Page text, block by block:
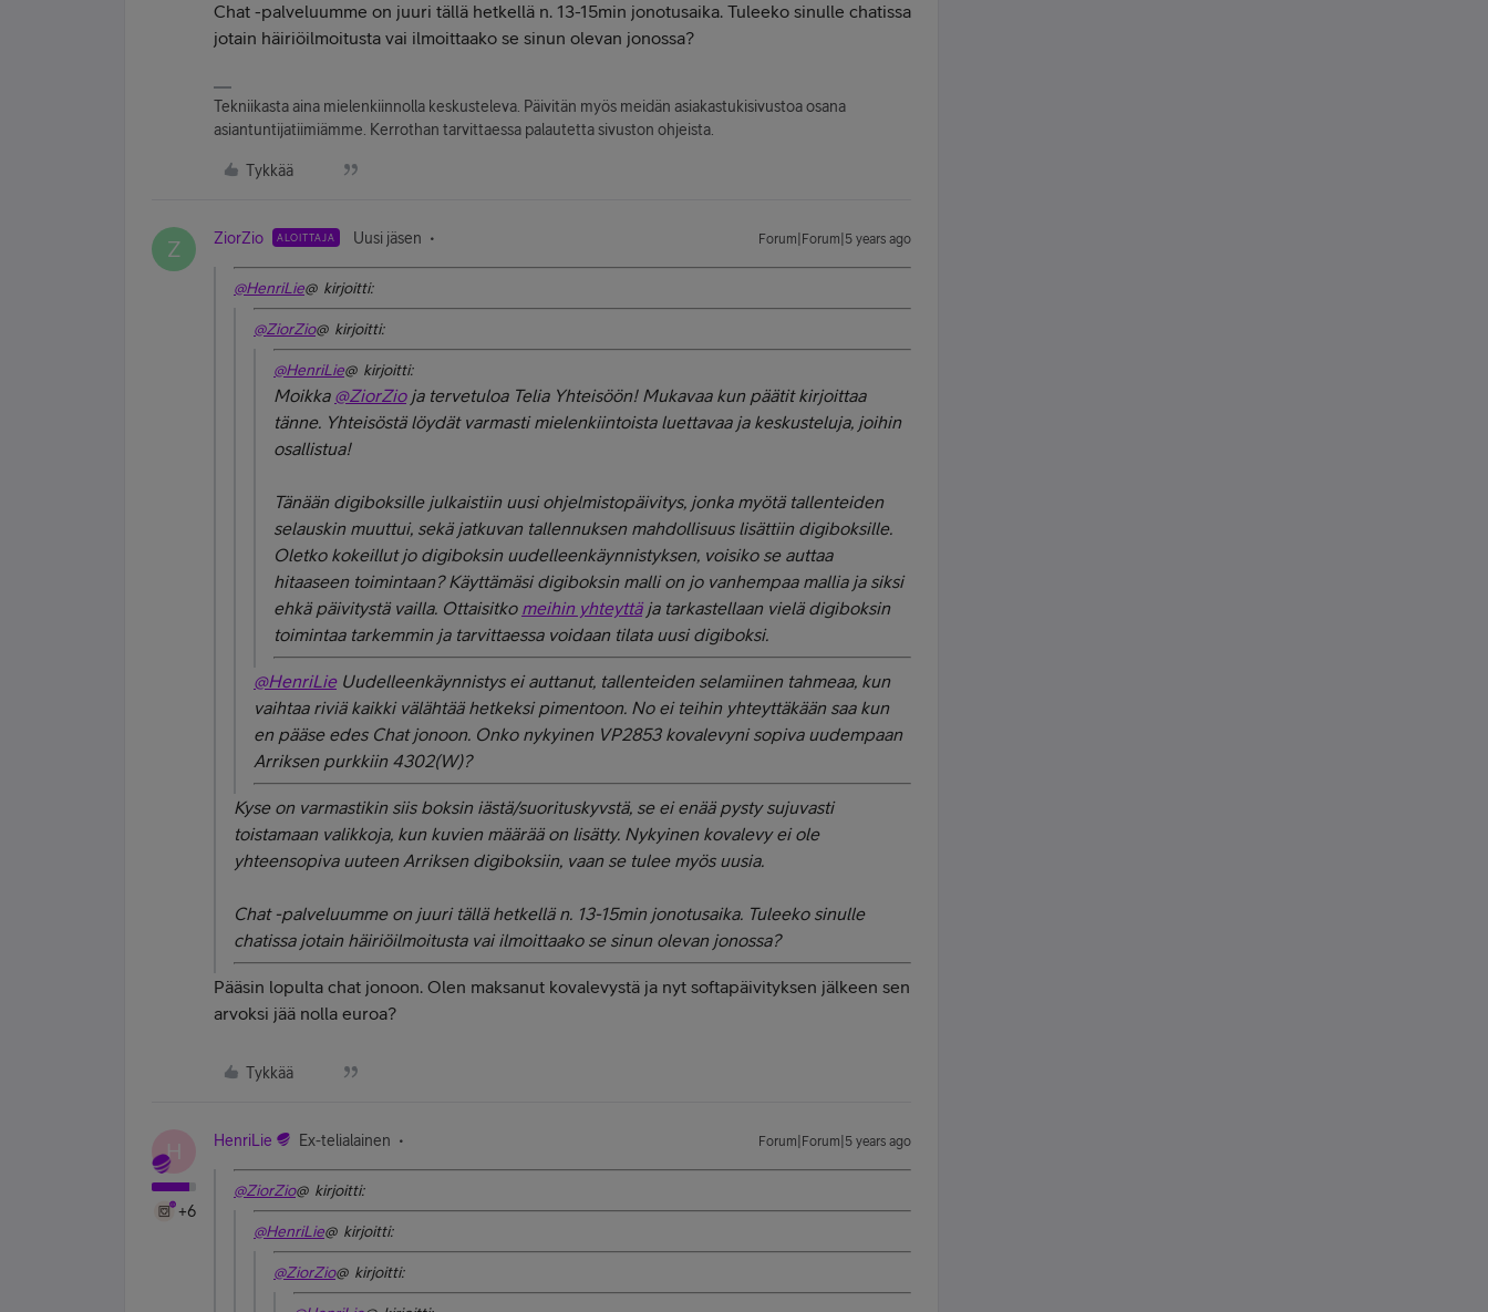
Chat -palveluumme on juuri tällä hetkellä n. 13-15min jonotusaika. Tuleeko sinulle chatissa
jotain häiriöilmoitusta vai ilmoittaako se sinun olevan jonossa?
Tekniikasta aina mielenkiinnolla keskusteleva. Päivitän myös meidän asiakastukisivustoa osana
asiantuntijatiimiämme. Kerrothan tarvittaessa palautetta sivuston ohjeista.
Tykkää
Z ZiorZio ALOITTAJA Uusi jäsen Forum|Forum|5 years ago
@HenriLie@ kirjoitti:
@ZiorZio@ kirjoitti:
@HenriLie@ kirjoitti:
Moikka @ZiorZioja tervetuloa Telia Yhteisöön! Mukavaa kun päätit kirjoittaa
tänne. Yhteisöstä löydät varmasti mielenkiintoista luettavaa ja keskusteluja, joihin
osallistua!
Tänään digiboksille julkaistiin uusi ohjelmistopäivitys, jonka myötä tallenteiden
selauskin muuttui, sekä jatkuvan tallennuksen mahdollisuus lisättiin digiboksille.
Oletko kokeillut jo digiboksin uudelleenkäynnistyksen, voisiko se auttaa
hitaaseen toimintaan? Käyttämäsi digiboksin malli on jo vanhempaa mallia ja siksi
ehkä päivitystä vailla. Ottaisitko meihin yhteyttäja tarkastellaan vielä digiboksin
toimintaa tarkemmin ja tarvittaessa voidaan tilata uusi digiboksi.
@HenriLieUudelleenkäynnistys ei auttanut, tallenteiden selamiinen tahmeaa, kun
vaihtaa riviä kaikki välähtää hetkeksi pimentoon. No ei teihin yhteyttäkään saa kun
en pääse edes Chat jonoon. Onko nykyinen VP2853 kovalevyni sopiva uudempaan
Arriksen purkkiin 4302(W)?
Kyse on varmastikin siis boksin iästä/suorituskyvstä, se ei enää pysty sujuvasti
toistamaan valikkoja, kun kuvien määrää on lisätty. Nykyinen kovalevy ei ole
yhteensopiva uuteen Arriksen digiboksiin, vaan se tulee myös uusia.
Chat -palveluumme on juuri tällä hetkellä n. 13-15min jonotusaika. Tuleeko sinulle
chatissa jotain häiriöilmoitusta vai ilmoittaako se sinun olevan jonossa?
Pääsin lopulta chat jonoon. Olen maksanut kovalevystä ja nyt softapäivityksen jälkeen sen
arvoksi jää nolla euroa?
Tykkää
H
+6
HenriLie Ex-telialainen Forum|Forum|5 years ago
@ZiorZio@ kirjoitti:
@HenriLie@ kirjoitti:
@ZiorZio@ kirjoitti: